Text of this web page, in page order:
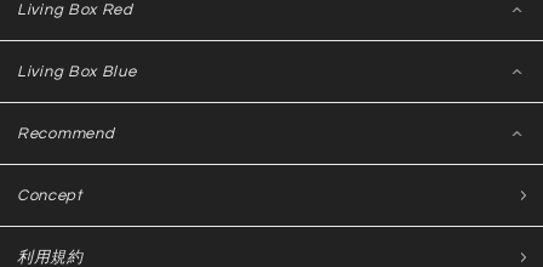
Living Box Red
Living Box Blue
Recommend
Concept
利用規約